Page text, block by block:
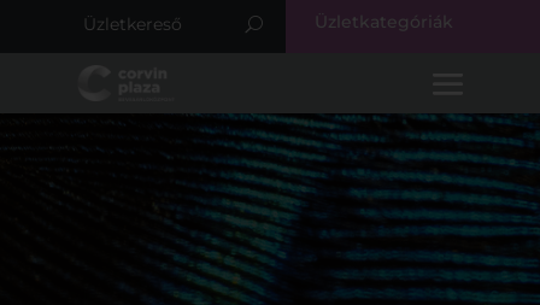
Üzletkategóriák